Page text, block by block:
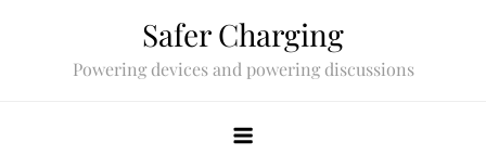
Safer Charging
Powering devices and powering discussions